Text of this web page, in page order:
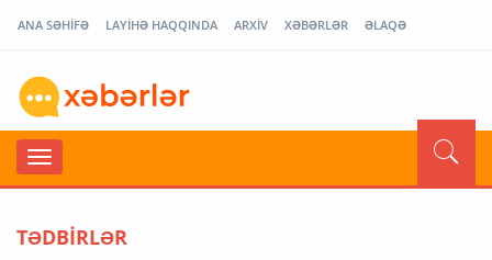
ANA SƏHİFƏ LAYİHƏ HAQQINDA ARXİV XƏBƏRLƏR ƏLAQƏ
TƏDBİRLƏR